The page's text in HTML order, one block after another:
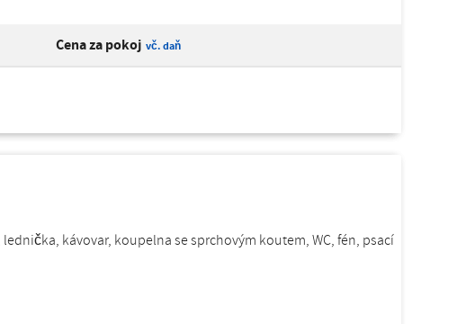
Cena za pokoj vč. daň
kávovar, koupelna se sprchovým koutem, WC, fén, psací